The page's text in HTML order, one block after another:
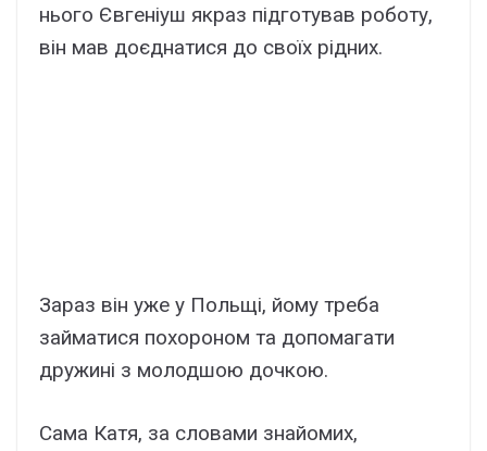
нього Євгеніуш якраз підготував роботу,
він мав доєднатися до своїх рідних.
Зараз він уже у Польщі, йому треба
займатися похороном та допомагати
дружині з молодшою дочкою.
Сама Катя, за словами знайомих,